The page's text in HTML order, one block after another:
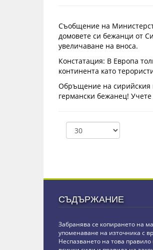
Съобщение на
домовете си бежанци от
увеличаване на вноса.
Констатация: В Европа
континента като
Обръщение на сирийския
германски бежанец!
СЪДЪРЖАНИЕ
Забранява се копирането на
упоменаване на източника с
Неспазването на това